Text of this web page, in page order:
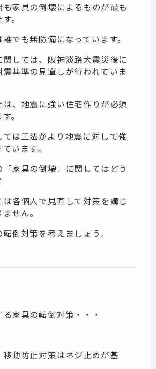
家具の倒壊によるものが最も
。
でも無防備になっています。
しては、阪神淡路大震災後に
基準の見直しが行われていま
、地震に強い住宅作りが必須
。
ては工法がより地震に対して強
います。
家具の倒壊」に関してはどう
は各個人で見直して対策を講じ
せん。
倒対策を考えましょう。
家具の転倒対策・・・
動防止対策はネジ止めが基